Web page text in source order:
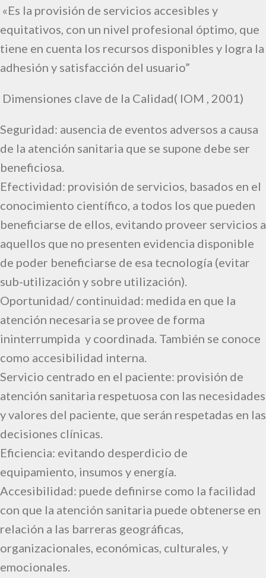
«Es la provisión de servicios accesibles y
equitativos, con un nivel profesional óptimo, que
tiene en cuenta los recursos disponibles y logra la
adhesión y satisfacción del usuario”
Dimensiones clave de la Calidad( IOM , 2001)
Seguridad: ausencia de eventos adversos a causa
de la atención sanitaria que se supone debe ser
beneficiosa.
Efectividad: provisión de servicios, basados en el
conocimiento científico, a todos los que pueden
beneficiarse de ellos, evitando proveer servicios a
aquellos que no presenten evidencia disponible
de poder beneficiarse de esa tecnología (evitar
sub-utilización y sobre utilización).
Oportunidad/ continuidad: medida en que la
atención necesaria se provee de forma
ininterrumpida y coordinada. También se conoce
como accesibilidad interna.
Servicio centrado en el paciente: provisión de
atención sanitaria respetuosa con las necesidades
y valores del paciente, que serán respetadas en las
decisiones clínicas.
Eficiencia: evitando desperdicio de
equipamiento, insumos y energía.
Accesibilidad: puede definirse como la facilidad
con que la atención sanitaria puede obtenerse en
relación a las barreras geográficas,
organizacionales, económicas, culturales, y
emocionales.